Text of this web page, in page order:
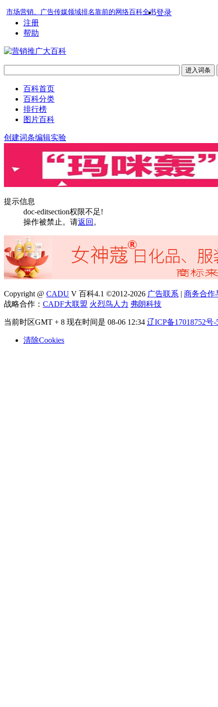
市场营销、广告传媒领域排名靠前的网络百科全书登录
注册
帮助
百科首页
百科分类
排行榜
图片百科
创建词条编辑实验
提示信息
doc-editsection权限不足!
操作被禁止。请返回 。
Copyright @ CADU V 百科4.1 ©2012-2026 广告联系 | 商务合作
战略合作： CADF大联盟 火烈鸟人力 弗朗科技
当前时区GMT + 8 现在时间是 08-06 12:34 辽ICP备17018752号-
清除Cookies